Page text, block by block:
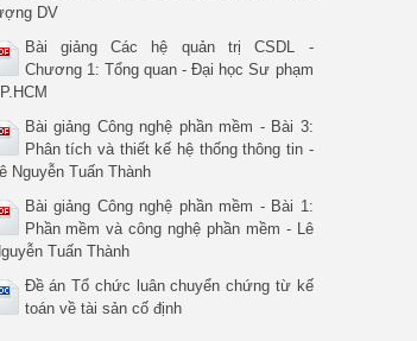
DV
Bài giảng Các hệ quản trị CSDL -
Chương 1: Tổng quan - Đại học Sư phạm
Bài giảng Công nghệ phần mềm - Bài 3:
Phân tích và thiết kế hệ thống thông tin -
Nguyễn Tuấn Thành
Bài giảng Công nghệ phần mềm - Bài 1:
Phần mềm và công nghệ phần mềm - Lê
Tuấn Thành
Đề án Tổ chức luân chuyển chứng từ kế
toán về tài sản cố định